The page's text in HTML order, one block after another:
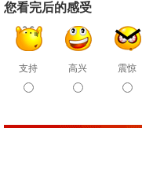
您看完后的感受
支持 高兴 震惊